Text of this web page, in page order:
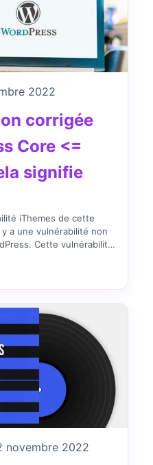
2022
corrigée
Core <=
signifie
iThemes de cette
a une vulnérabilité non
Cette vulnérabilité
novembre 2022